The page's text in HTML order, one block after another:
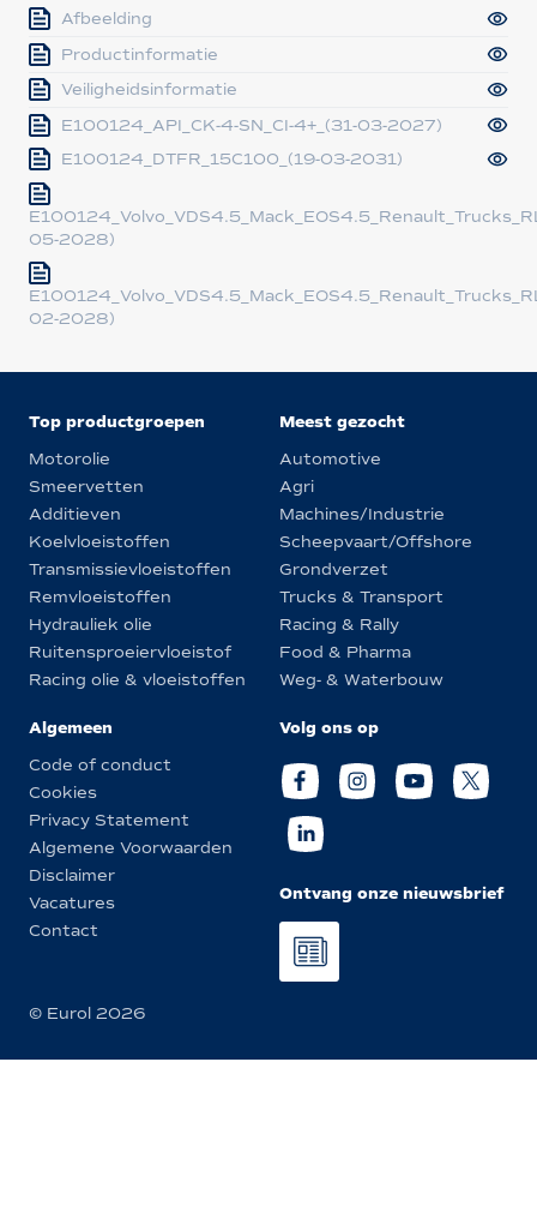
Afbeelding
Productinformatie
Veiligheidsinformatie
E100124_API_CK-4-SN_CI-4+_(31-03-2027)
E100124_DTFR_15C100_(19-03-2031)
05-2028)
02-2028)
Top productgroepen
Motorolie
Smeervetten
Additieven
Koelvloeistoffen
Transmissievloeistoffen
Remvloeistoffen
Hydrauliek olie
Ruitensproeiervloeistof
Racing olie & vloeistoffen
Meest gezocht
Automotive
Agri
Machines/Industrie
Scheepvaart/Offshore
Grondverzet
Trucks & Transport
Racing & Rally
Food & Pharma
Weg- & Waterbouw
Algemeen
Code of conduct
Cookies
Privacy Statement
Algemene Voorwaarden
Disclaimer
Vacatures
Contact
Volg ons op
Ontvang onze nieuwsbrief
© Eurol 2026